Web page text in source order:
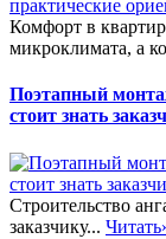
Комфорт в
микроклимата, а
Поэтапный
стоит знать
Строительство
заказчику...